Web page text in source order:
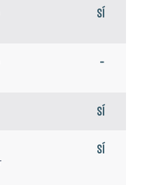
Sí
-
Sí
Sí